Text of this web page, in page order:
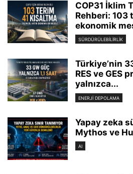
COP31 İklim
Rehberi:
ekonomik
SÜRDÜRÜLEBILIRLIK
Türkiye’nin
RES ve GES
yalnızca...
ENERJI DEPOLAMA
Yapay zeka
Mythos ve
AI